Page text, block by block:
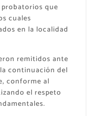
que
cuales
en la localidad
remitidos ante
continuación del
conforme al
el respeto